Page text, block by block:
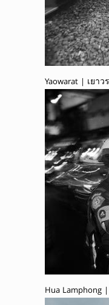
Yaowarat | เยาว
Hua Lamphong